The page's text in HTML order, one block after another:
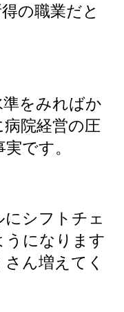
の職業だと
をみればか
院経営の圧
です。
シフトチェ
うになります
ん増えてく